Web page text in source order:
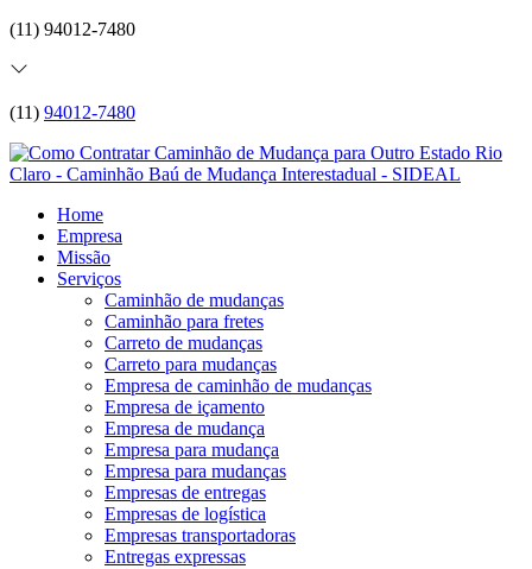
(11) 94012-7480
(11) 94012-7480
Home
Empresa
Missão
Serviços
Caminhão de mudanças
Caminhão para fretes
Carreto de mudanças
Carreto para mudanças
Empresa de caminhão de mudanças
Empresa de içamento
Empresa de mudança
Empresa para mudança
Empresa para mudanças
Empresas de entregas
Empresas de logística
Empresas transportadoras
Entregas expressas